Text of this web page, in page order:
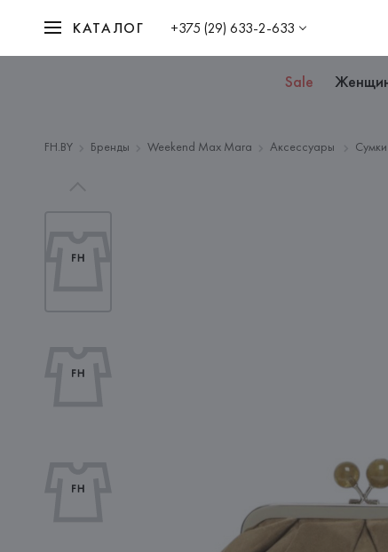
КАТАЛОГ +375 (29) 633-2-633
Sale
FH.BY Бренды Weekend Max Mara Аксессуары Сумки